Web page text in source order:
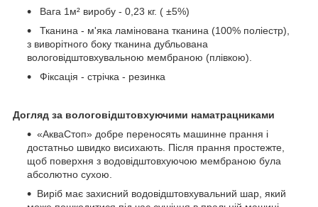
Вага 1м² виробу - 0,23 кг. ( ±5%)
Тканина - м'яка ламінована тканина (100% поліестр),
з виворітного боку тканина дубльована
вологовідштовхувальною мембраною (плівкою).
Фіксація - стрічка - резинка
Догляд за вологовідштовхуючими наматрацниками
«АкваСтоп» добре переносять машинне прання і
достатньо швидко висихають. Після прання простежте,
щоб поверхня з водовідштовхуючою мембраною була
абсолютно сухою.
Виріб має захисний водовідштовхувальний шар, який